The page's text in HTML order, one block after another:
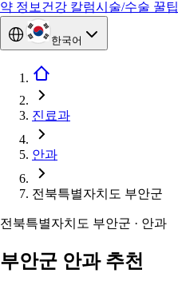
약 정보 건강 칼럼시술/수술 꿀팁
한국어
진료과
안과
전북특별자치도 부안군
전북특별자치도 부안군 · 안과
부안군 안과 추천